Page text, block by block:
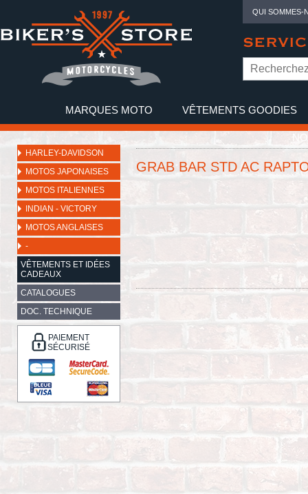
QUI SOMMES-
MARQUES MOTO VÊTEMENTS GOODIES
HARLEY-DAVIDSON
MOTOS JAPONAISES
MOTOS ITALIENNES
INDIAN - VICTORY
MOTOS ANGLAISES
-
VÊTEMENTS ET IDÉES
CADEAUX
CATALOGUES
DOC. TECHNIQUE
PAIEMENT
SÉCURISÉ
GRAB BAR STD AC